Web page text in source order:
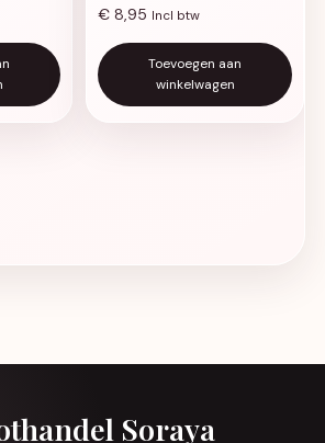
€ 8,95 Incl btw
Toevoegen aan
winkelwagen
Soraya